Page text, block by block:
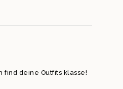
find deine Outfits klasse!